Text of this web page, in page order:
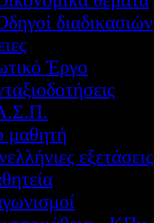
διαδικασιών
Έργο
μαθητή
εξετάσεις